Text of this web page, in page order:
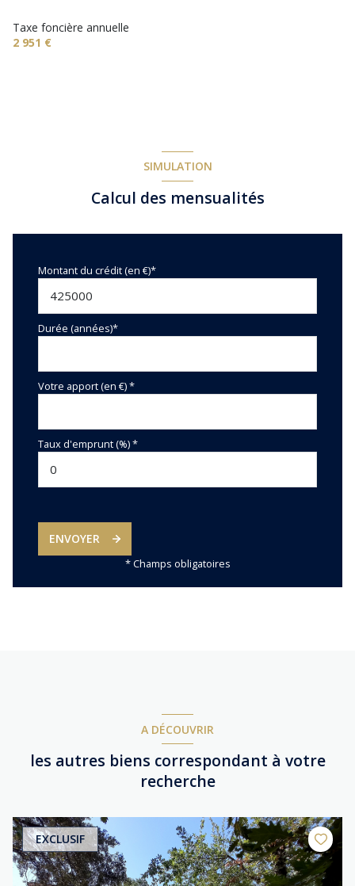
Taxe foncière annuelle
2 951 €
SIMULATION
Calcul des mensualités
Montant du crédit (en €)*
Durée (années)*
Votre apport (en €) *
Taux d'emprunt (%) *
ENVOYER
* Champs obligatoires
A DÉCOUVRIR
les autres biens correspondant à votre
recherche
EXCLUSIF